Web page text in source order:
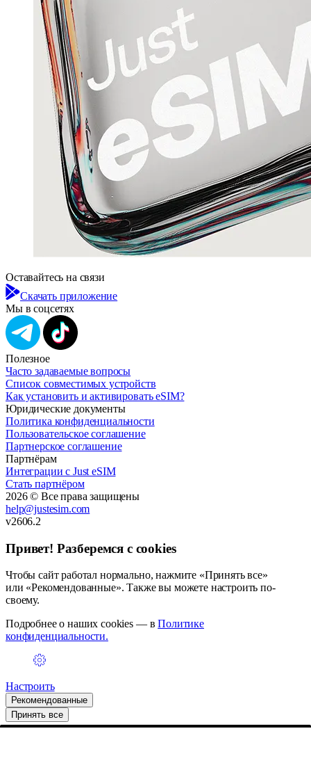
Оставайтесь на связи
Скачать приложение
Мы в соцсетях
Полезное
Часто задаваемые вопросы
Список совместимых устройств
Как установить и активировать eSIM?
Юридические документы
Политика конфиденциальности
Пользовательское соглашение
Партнерское соглашение
Партнёрам
Интеграции с Just eSIM
Стать партнёром
2026 © Все права защищены
help@justesim.com
v2606.2
Привет! Разберемся с cookies
Чтобы сайт работал нормально, нажмите «Принять все»
или «Рекомендованные». Также вы можете настроить по-
своему.
Подробнее о наших cookies — вПолитике
конфиденциальности.
Настроить
Рекомендованные
Принять все